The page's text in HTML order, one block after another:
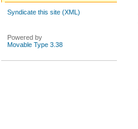
Syndicate this site (XML)
Powered by
Movable Type 3.38